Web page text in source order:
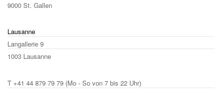
9000 St. Gallen
Lausanne
Langallerie 9
1003 Lausanne
T +41 44 879 79 79 (Mo - So von 7 bis 22 Uhr)